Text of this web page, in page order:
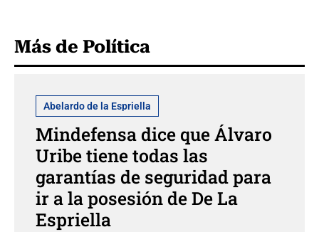
Más de Política
Abelardo de la Espriella
Mindefensa dice que Álvaro
Uribe tiene todas las
garantías de seguridad para
ir a la posesión de De La
Espriella